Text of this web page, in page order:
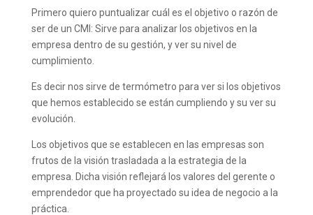
Primero quiero puntualizar cuál es el objetivo o razón de
ser de un CMI: Sirve para analizar los objetivos en la
empresa dentro de su gestión, y ver su nivel de
cumplimiento.
Es decir nos sirve de termómetro para ver si los objetivos
que hemos establecido se están cumpliendo y su ver su
evolución.
Los objetivos que se establecen en las empresas son
frutos de la visión trasladada a la estrategia de la
empresa. Dicha visión reflejará los valores del gerente o
emprendedor que ha proyectado su idea de negocio a la
práctica.